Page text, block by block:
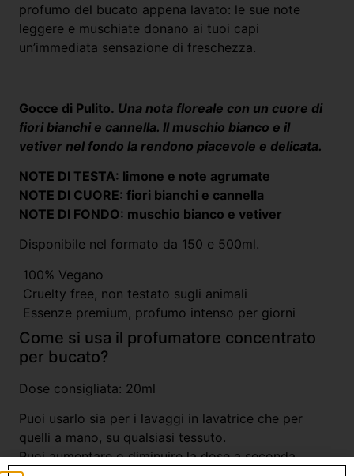
profumo del bucato appena lavato: le sue note
leggere e muschiate donano ai tuoi capi
un’immediata sensazione di freschezza.
Gocce di Pulito. Una nota floreale con un cuore di
fiori bianchi e cannella. Il muschio bianco e il
vetiver nel fondo la rendono piacevole e delicata.
NOTE DI TESTA: limone e note agrumate
NOTE DI CUORE: fiori bianchi e cannella
NOTE DI FONDO: muschio bianco e vetiver
Disponibile nel formato da 150 e 500ml.
100% Vegano
Cruelty free, non testato sugli animali
Essenze premium, profumo intenso per giorni
Come si usa il profumatore concentrato
per bucato?
Dose consigliata: 20ml
Puoi usarlo sia per i lavaggi in lavatrice che per
quelli a mano, su qualsiasi tessuto.
Puoi aumentare o diminuire la dose a seconda